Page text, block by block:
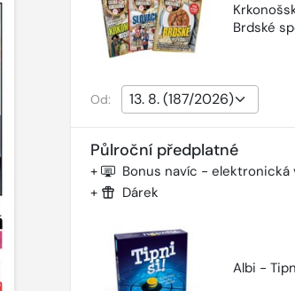
Brdské
Od:
Půlroční předplatné
+ Bonus navíc - elektronická
+ Dárek
Albi -